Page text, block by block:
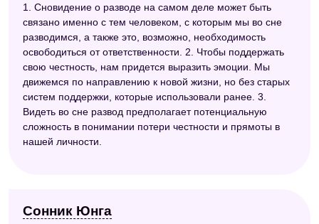
1. Сновидение о разводе на самом деле может быть
связано именно с тем человеком, с которым мы во сне
разводимся, а также это, возможно, необходимость
освободиться от ответственности. 2. Чтобы поддержать
свою честность, нам придется выразить эмоции. Мы
движемся по направлению к новой жизни, но без старых
систем поддержки, которые использовали ранее. 3.
Видеть во сне развод предполагает потенциальную
сложность в понимании потери честности и прямоты в
нашей личности.
Сонник Юнга